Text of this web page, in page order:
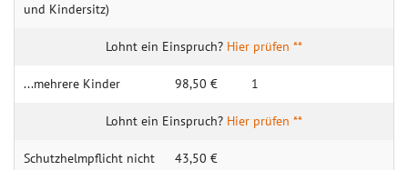
und Kin­dersitz)
Hier prüfen **
...mehrere Kin­der 98,50 € 1
Hier prüfen **
Schutz­helm­pflicht nicht
43,50 €